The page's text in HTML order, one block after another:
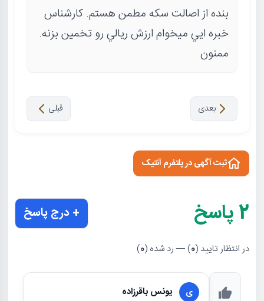
بنده از اصالت سكه مطمن هستم. كارشناس
خبره ايي ميخوام ارزش ريالي رو تخمين بزنه.
ممنون
قبلی بعدی
ثبت آگهی در پلتفرم آنتیک
2پاسخ + درج پاسخ
در انتظار تایید (0) — رد شده (0
)
ی یونس باقرزاده